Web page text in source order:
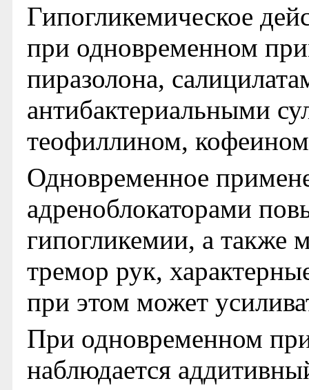
Гипогликемическое
при одновременном
пиразолона,
антибактериальными
теофиллином,
Одновременное
адреноблокаторами
гипогликемии, а также
тремор рук,
при этом может
При одновременном
наблюдается